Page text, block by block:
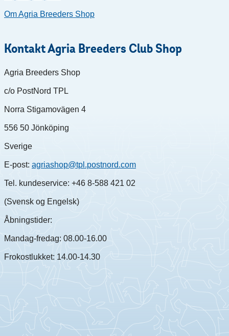
Om Agria Breeders Shop
Kontakt Agria Breeders Club Shop
Agria Breeders Shop
c/o PostNord TPL
Norra Stigamovägen 4
556 50 Jönköping
Sverige
E-post: agriashop@tpl.postnord.com
Tel. kundeservice: +46 8-588 421 02
(Svensk og Engelsk)
Åbningstider:
Mandag-fredag: 08.00-16.00
Frokostlukket: 14.00-14.30